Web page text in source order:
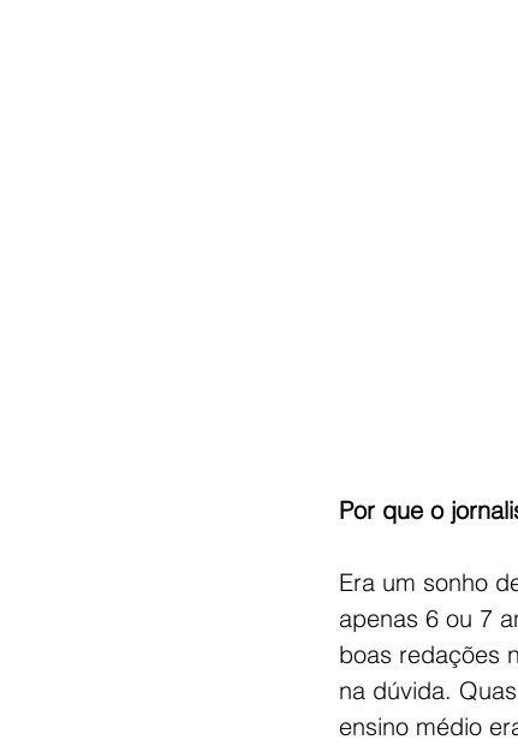
Por que o
Era um sonho
apenas 6 ou 7
boas redações
na dúvida.
ensino médio